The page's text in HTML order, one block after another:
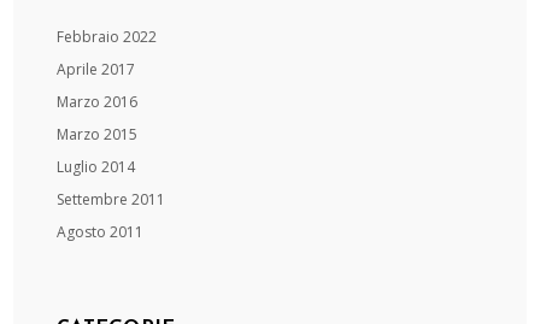
Febbraio 2022
Aprile 2017
Marzo 2016
Marzo 2015
Luglio 2014
Settembre 2011
Agosto 2011